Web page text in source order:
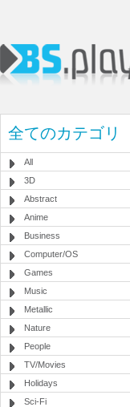
全てのカテゴリ
All
3D
Abstract
Anime
Business
Computer/OS
Games
Music
Metallic
Nature
People
TV/Movies
Holidays
Sci-Fi